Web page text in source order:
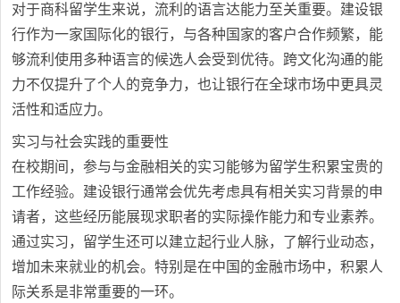
对于商科留学生来说，流利的语言达能力至关重要。建设银
行作为一家国际化的银行，与各种国家的客户合作频繁，能
够流利使用多种语言的候选人会受到优待。跨文化沟通的能
力不仅提升了个人的竞争力，也让银行在全球市场中更具灵
活性和适应力。
实习与社会实践的重要性
在校期间，参与与金融相关的实习能够为留学生积累宝贵的
工作经验。建设银行通常会优先考虑具有相关实习背景的申
请者，这些经历能展现求职者的实际操作能力和专业素养。
通过实习，留学生还可以建立起行业人脉，了解行业动态，
增加未来就业的机会。特别是在中国的金融市场中，积累人
际关系是非常重要的一环。